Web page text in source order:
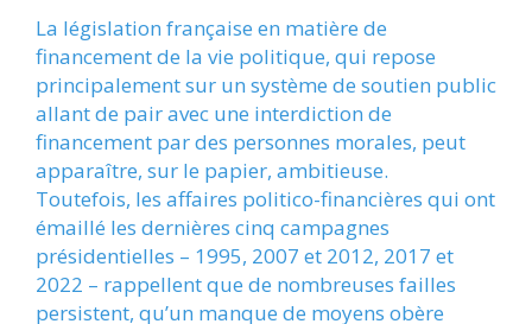
La législation française en matière de
financement de la vie politique, qui repose
principalement sur un système de soutien public
allant de pair avec une interdiction de
financement par des personnes morales, peut
apparaître, sur le papier, ambitieuse.
Toutefois, les affaires politico-financières qui ont
émaillé les dernières cinq campagnes
présidentielles – 1995, 2007 et 2012, 2017 et
2022 – rappellent que de nombreuses failles
persistent, qu’un manque de moyens obère